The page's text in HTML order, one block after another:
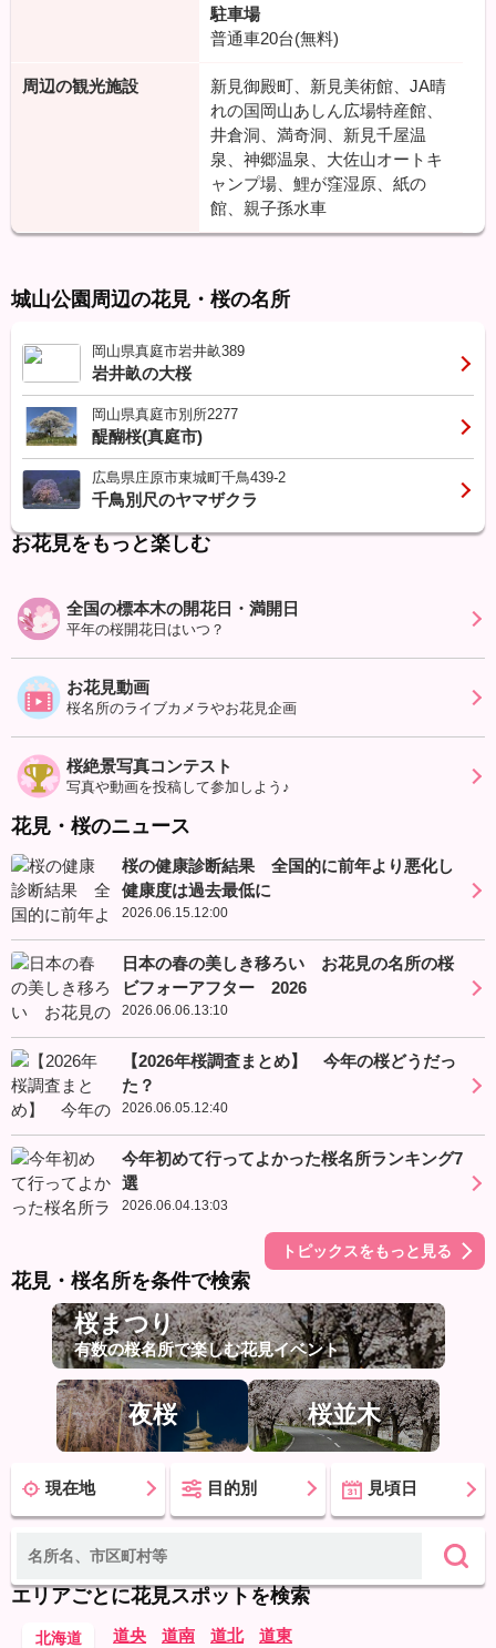
駐車場
普通車20台(無料)
周辺の観光施設
新見御殿町、新見美術館、JA晴
れの国岡山あしん広場特産館、
井倉洞、満奇洞、新見千屋温
泉、神郷温泉、大佐山オートキ
ャンプ場、鯉が窪湿原、紙の
館、親子孫水車
城山公園周辺の花見・桜の名所
岡山県真庭市岩井畝389
岩井畝の大桜
岡山県真庭市別所2277
醍醐桜(真庭市)
広島県庄原市東城町千鳥439-2
千鳥別尺のヤマザクラ
お花見をもっと楽しむ
全国の標本木の開花日・満開日
平年の桜開花日はいつ？
お花見動画
桜名所のライブカメラやお花見企画
桜絶景写真コンテスト
写真や動画を投稿して参加しよう♪
花見・桜のニュース
桜の健康診断結果 全国的に前年より悪化し
健康度は過去最低に
2026.06.15.12:00
日本の春の美しき移ろい お花見の名所の桜
ビフォーアフター 2026
2026.06.06.13:10
【2026年桜調査まとめ】 今年の桜どうだっ
た？
2026.06.05.12:40
今年初めて行ってよかった桜名所ランキング7
選
2026.06.04.13:03
トピックスをもっと見る
花見・桜名所を条件で検索
桜まつり
有数の桜名所で楽しむ花見イベント
夜桜 桜並木
現在地 目的別 見頃日
エリアごとに花見スポットを検索
北海道 道央 道南 道北 道東